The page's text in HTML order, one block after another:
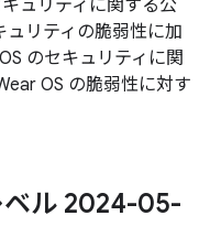
ュリティに関する公
リティの脆弱性に加
のセキュリティに関
OS の脆弱性に対す
ベル 2024-05-